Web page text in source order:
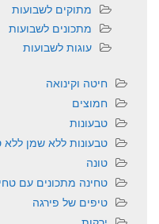
מתוקים לשבועות
מתכונים לשבועות
עוגות לשבועות
חיטה וקינואה
חמוצים
טבעונות
טבעונות ללא שמן
טונה
טחינה מתכונים עם
טיפים של פירגה